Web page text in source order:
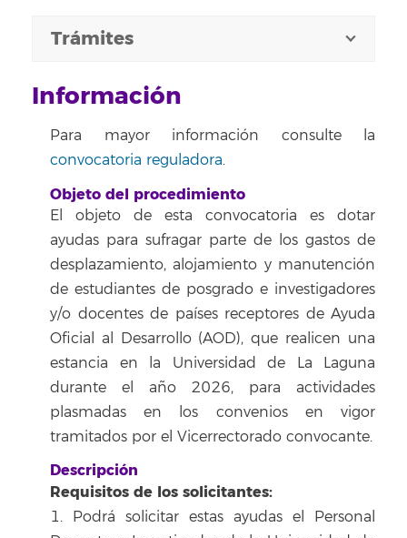
Trámites
Información
Para mayor información consulte la
convocatoria reguladora.
Objeto del procedimiento
El objeto de esta convocatoria es dotar
ayudas para sufragar parte de los gastos de
desplazamiento, alojamiento y manutención
de estudiantes de posgrado e investigadores
y/o docentes de países receptores de Ayuda
Oficial al Desarrollo (AOD), que realicen una
estancia en la Universidad de La Laguna
durante el año 2026, para actividades
plasmadas en los convenios en vigor
tramitados por el Vicerrectorado convocante.
Descripción
Requisitos de los solicitantes:
1. Podrá solicitar estas ayudas el Personal